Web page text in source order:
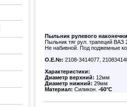
Пыльник рулевого
Пыльник тяг рул. трапеций ВАЗ
Не набивной. Под поджемные
О.Е.№: 2108-3414077,
Характеристики:
Диаметр верхний: 12мм
Диаметр нижний: 29мм
Материал: Силикон. -60°C